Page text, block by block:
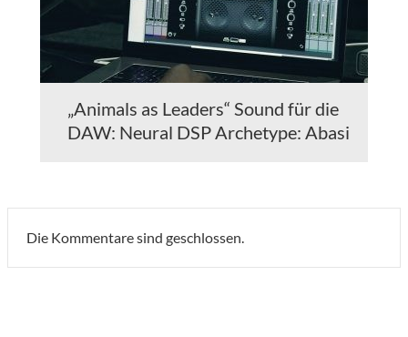
„Animals as Leaders“ Sound für die
DAW: Neural DSP Archetype: Abasi
Die Kommentare sind geschlossen.